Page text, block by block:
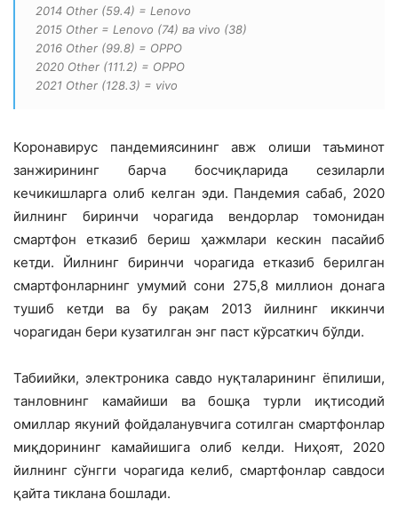
2014 Other (59.4) = Lenovo
2015 Other = Lenovo (74) ва vivo (38)
2016 Other (99.8) = OPPO
2020 Other (111.2) = OPPO
2021 Other (128.3) = vivo
Коронавирус пандемиясининг авж олиши таъминот
занжирининг барча босчиқларида сезиларли
кечикишларга олиб келган эди. Пандемия сабаб, 2020
йилнинг биринчи чорагида вендорлар томонидан
смартфон етказиб бериш ҳажмлари кескин пасайиб
кетди. Йилнинг биринчи чорагида етказиб берилган
смартфонларнинг умумий сони 275,8 миллион донага
тушиб кетди ва бу рақам 2013 йилнинг иккинчи
чорагидан бери кузатилган энг паст кўрсаткич бўлди.
Табиийки, электроника савдо нуқталарининг ёпилиши,
танловнинг камайиши ва бошқа турли иқтисодий
омиллар якуний фойдаланувчига сотилган смартфонлар
миқдорининг камайишига олиб келди. Ниҳоят, 2020
йилнинг сўнгги чорагида келиб, смартфонлар савдоси
қайта тиклана бошлади.